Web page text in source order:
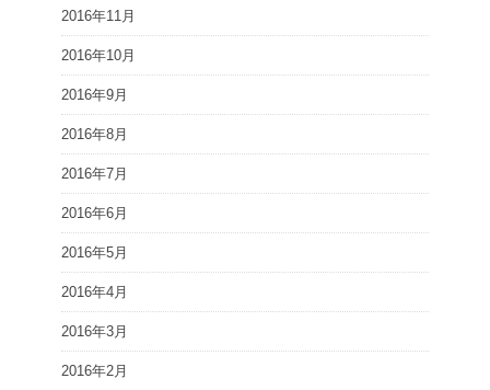
2016年11月
2016年10月
2016年9月
2016年8月
2016年7月
2016年6月
2016年5月
2016年4月
2016年3月
2016年2月